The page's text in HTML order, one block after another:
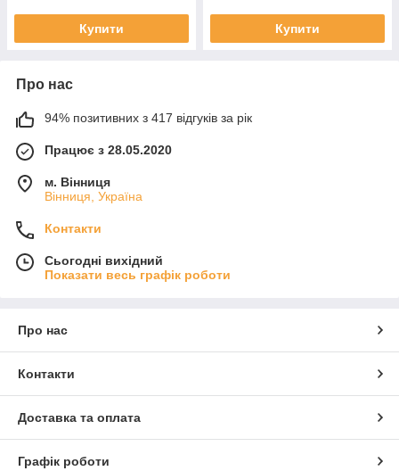
Купити Купити
Про нас
94% позитивних з 417 відгуків за рік
Працює з 28.05.2020
м. Вінниця
Вінниця, Україна
Контакти
Сьогодні вихідний
Показати весь графік роботи
Про нас
Контакти
Доставка та оплата
Графік роботи